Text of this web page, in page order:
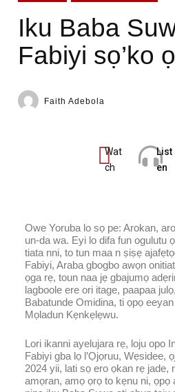
Iku Baba
Fabiyi sọ’ko
Faith Adebola
Wat
ch
List
en
Owe Yoruba lo sọ pe: Arokan,
un-da wa. Eyi lo difa fun ogulutu
tiata nni, to tun maa n ṣiṣẹ
Fabiyi, Araba gbogbo awọn
ọga rẹ, toun naa jẹ gbajumọ
lagboole ere ori itage, paapaa
Babatunde Omidina, ti ọpọ
Mọladun Kẹnkẹlẹwu.
Lori ikanni ayelujara rẹ, loju opo
Fabiyi gba lọ l’Ọjọruu, Wẹsidee,
2024 yii, lati sọ ero ọkan rẹ jade,
amọran, amọ ọrọ to kẹnu ni, ọpọ